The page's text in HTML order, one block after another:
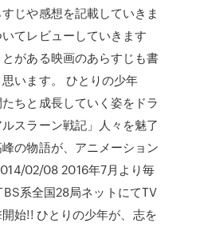
じや感想を記載していきま
てレビューしていきます
がある映画のあらすじも書
います。 ひとりの少年
ちと成長していく姿をドラ
スラーン戦記」人々を魅了
の物語が、アニメーション
02/08 2016年7月より毎
系全国28局ネットにてTV
始!! ひとりの少年が、志を